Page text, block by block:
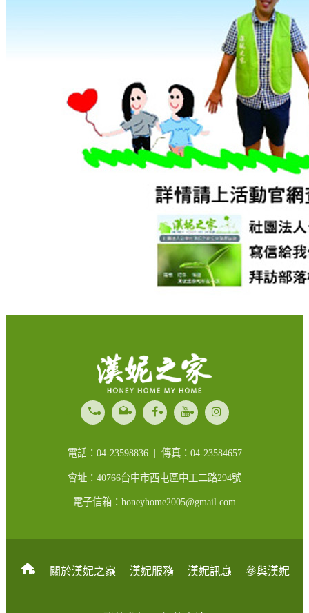
call drafts
電話：04-23598836 | 傳真：04-23584657
會址：40766台中市西屯區中工二路294號
電子信箱：honeyhome2005@gmail.com
home 關於漢妮之家 漢妮服務 漢妮訊息 參與漢妮